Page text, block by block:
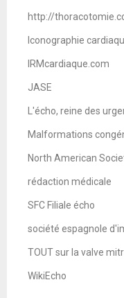
http://
Iconographie
IRMcardiaque.com
JASE
L'écho, reine des
Malformations
North American
rédaction médicale
SFC Filiale écho
société espagnole
TOUT sur la valve
WikiEcho